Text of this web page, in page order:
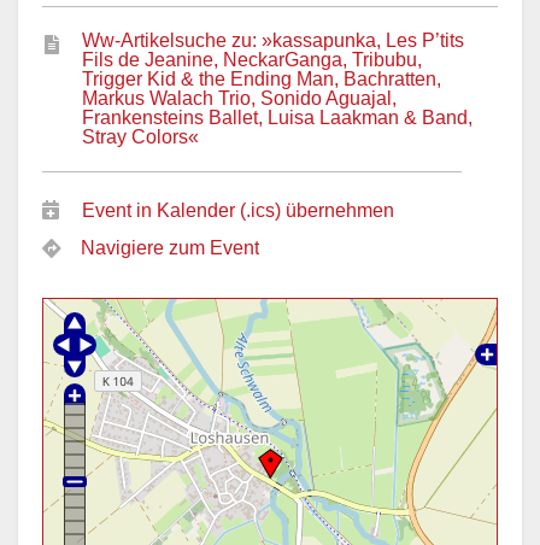
Ww-Artikelsuche zu: »kassapunka, Les P’tits
Fils de Jeanine, NeckarGanga, Tribubu,
Trigger Kid & the Ending Man, Bachratten,
Markus Walach Trio, Sonido Aguajal,
Frankensteins Ballet, Luisa Laakman & Band,
Stray Colors«
Event in Kalender (.ics) übernehmen
Navigiere zum Event